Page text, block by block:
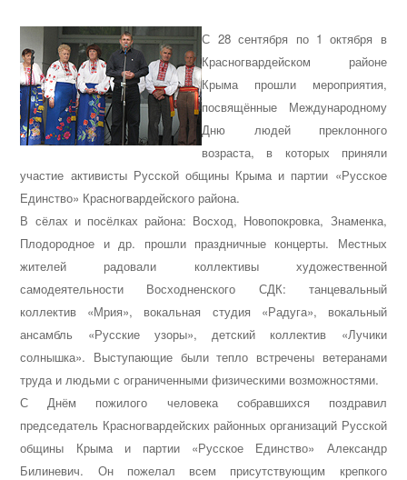
С 28 сентября по 1 октября в
Красногвардейском районе
Крыма прошли мероприятия,
посвящённые Международному
Дню людей преклонного
возраста, в которых приняли
участие активисты Русской общины Крыма и партии «Русское
Единство» Красногвардейского района.
В сёлах и посёлках района: Восход, Новопокровка, Знаменка,
Плодородное и др. прошли праздничные концерты. Местных
жителей радовали коллективы художественной
самодеятельности Восходненского СДК: танцевальный
коллектив «Мрия», вокальная студия «Радуга», вокальный
ансамбль «Русские узоры», детский коллектив «Лучики
солнышка». Выступающие были тепло встречены ветеранами
труда и людьми с ограниченными физическими возможностями.
С Днём пожилого человека собравшихся поздравил
председатель Красногвардейских районных организаций Русской
общины Крыма и партии «Русское Единство» Александр
Билиневич. Он пожелал всем присутствующим крепкого